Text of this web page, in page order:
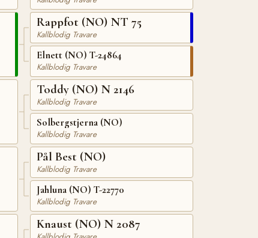
Rappfot (NO) NT 75
Kallblodig Travare
Elnett (NO) T-24864
Kallblodig Travare
Toddy (NO) N 2146
Kallblodig Travare
Solbergstjerna (NO)
Kallblodig Travare
Pål Best (NO)
Kallblodig Travare
Jahluna (NO) T-22770
Kallblodig Travare
Knaust (NO) N 2087